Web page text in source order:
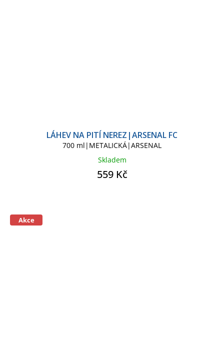
LÁHEV NA PITÍ NEREZ|ARSENAL FC
700 ml|METALICKÁ|ARSENAL
Skladem
559 Kč
Akce